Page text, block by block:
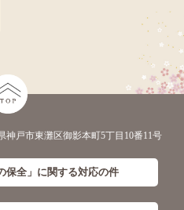
戸市東灘区御影本町5丁目10番11号
保全」に関する対応の件